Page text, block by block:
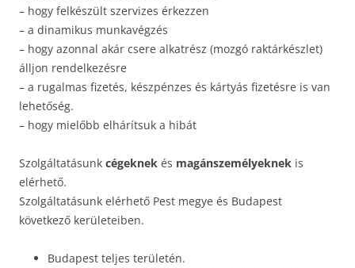
– hogy felkészült szervizes érkezzen
– a dinamikus munkavégzés
– hogy azonnal akár csere alkatrész (mozgó raktárkészlet)
álljon rendelkezésre
– a rugalmas fizetés, készpénzes és kártyás fizetésre is van
lehetőség.
– hogy mielőbb elhárítsuk a hibát
Szolgáltatásunk cégeknek és magánszemélyeknek is
elérhető.
Szolgáltatásunk elérhető Pest megye és Budapest
következő kerületeiben.
Budapest teljes területén.